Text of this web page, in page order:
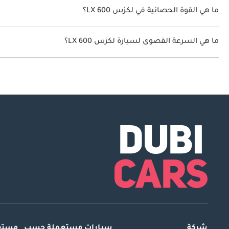
ما هي القوة الحصانية في لكزس LX 600؟
تنتج لكزس LX 600 قوة 409 حصان.
ما هي السرعة القصوى لسيارة لكزس LX 600؟
السرعة القصوى لسيارة لكزس LX 600 هي 220 كم/الساعة.